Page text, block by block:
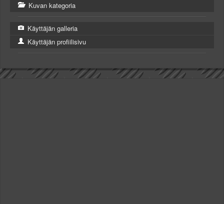
Kuvan kategoria
Käyttäjän galleria
Käyttäjän profiilisivu